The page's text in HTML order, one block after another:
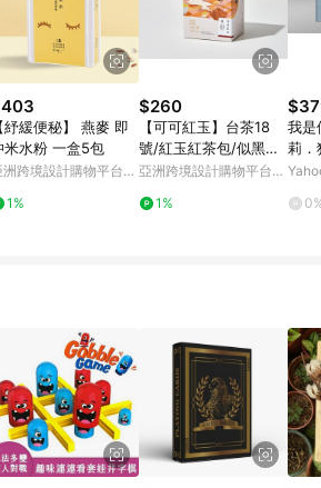
物車標示為準。 10. 點數紅包使用規
準。 11. 若於 LINE 購物前往 Pinkoi
APP 並完成訂單，不符合導購資格；承
後，需透過 LINE 購物前往 Pinkoi 頁
【紓緩便秘】 燕麥 即
米水粉 一盒5包
洲跨境設計購物平台
1%
$260
【可可紅玉】台茶18
號/紅玉紅茶包/似黑糖
可可甜香氣
亞洲跨境設計購物平台
1%
我是
莉．
文世